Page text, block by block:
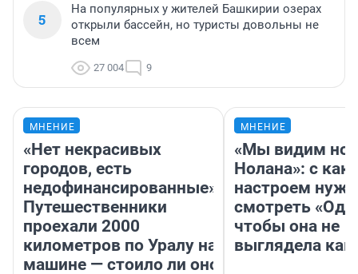
5
На популярных у жителей Башкирии озерах
открыли бассейн, но туристы довольны не
всем
27 004 9
МНЕНИЕ
«Нет некрасивых
городов, есть
недофинансированные».
Путешественники
проехали 2000
километров по Уралу на
машине — стоило ли оно
МНЕНИЕ
«Мы видим
Нолана»: с
настроем
смотреть
чтобы она не
выглядела как